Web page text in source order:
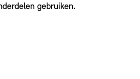
gebruiken.